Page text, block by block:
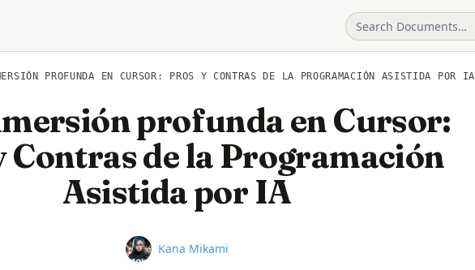
PROFUNDA EN CURSOR: PROS Y CONTRAS DE LA PROGRAMACIÓN ASISTIDA POR IA
profunda en Cursor:
Contras de la Programación
Asistida por IA
Name
Kana Mikami